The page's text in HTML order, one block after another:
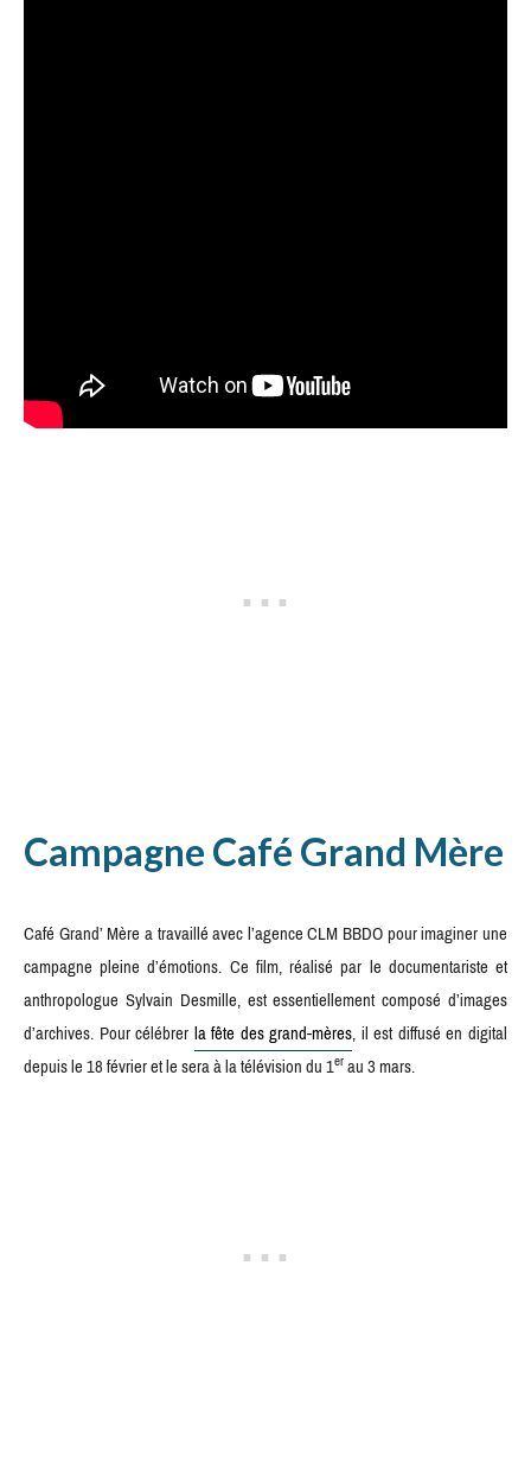
Campagne Café Grand Mère
Café Grand’ Mère a travaillé avec l’agence CLM BBDO pour imaginer une
campagne pleine d’émotions. Ce film, réalisé par le documentariste et
anthropologue Sylvain Desmille, est essentiellement composé d’images
d’archives. Pour célébrerla fête des grand-mères, il est diffusé en digital
depuis le 18 février et le sera à la télévision du 1erau 3 mars.